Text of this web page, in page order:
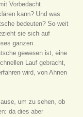
Vorbedacht
kann? Und was
bedeuten? So weit
sie sich auf
ganzen
gewesen ist, eine
Lauf gebracht,
wird, von Ahnen
um zu sehen, ob
da dies aber